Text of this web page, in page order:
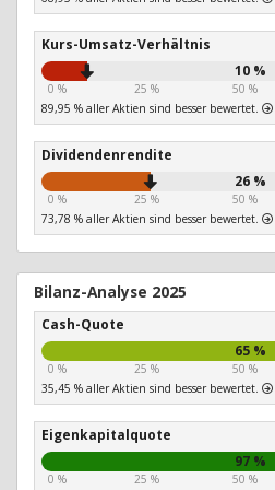
Kurs-Umsatz-Verhältnis
10 %
0 % 25 % 50 %
89,95 % aller Aktien sind besser bewertet.
Dividendenrendite
26 %
0 % 25 % 50 %
73,78 % aller Aktien sind besser bewertet.
Bilanz-Analyse 2025
Cash-Quote
65 %
0 % 25 % 50 %
35,45 % aller Aktien sind besser bewertet.
Eigenkapitalquote
97 %
0 % 25 % 50 %